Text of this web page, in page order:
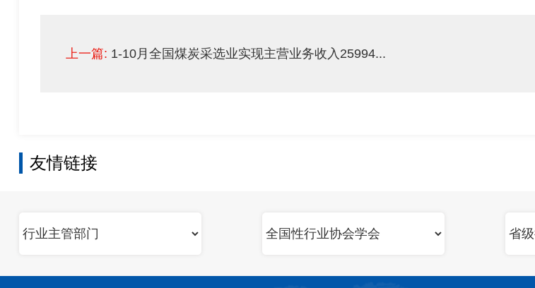
上一篇: 1-10月全国煤炭采选业实现主营业务收入25994...
友情链接